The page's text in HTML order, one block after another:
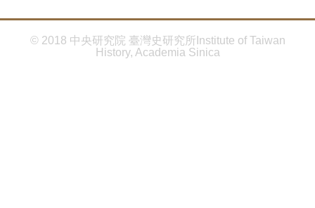
© 2018 中央研究院 臺灣史研究所Institute of Taiwan
History, Academia Sinica